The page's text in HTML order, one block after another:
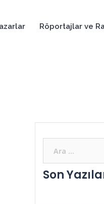
Röportajlar ve
Son